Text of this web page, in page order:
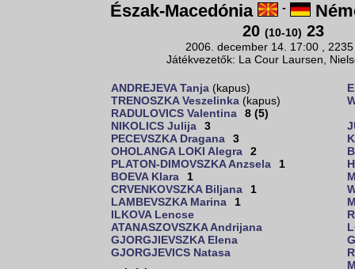
Észak-Macedónia -
20 (10-10) 23
2006. december 14. 17:00 ,
Játékvezetők: La Cour Laursen,
ANDREJEVA Tanja (kapus)
TRENOSZKA Veszelinka (kapus)
RADULOVICS Valentina
8 (5)
NIKOLICS Julija
3
PECEVSZKA Dragana
3
OHOLANGA LOKI Alegra
2
PLATON-DIMOVSZKA Anzsela
1
BOEVA Klara
1
CRVENKOVSZKA Biljana
1
LAMBEVSZKA Marina
1
ILKOVA Lencse
ATANASZOVSZKA Andrijana
GJORGJIEVSZKA Elena
GJORGJEVICS Natasa